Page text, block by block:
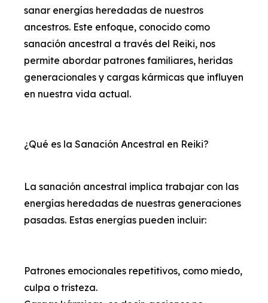
sanar energías heredadas de nuestros
ancestros. Este enfoque, conocido como
sanación ancestral a través del Reiki, nos
permite abordar patrones familiares, heridas
generacionales y cargas kármicas que influyen
en nuestra vida actual.
¿Qué es la Sanación Ancestral en Reiki?
La sanación ancestral implica trabajar con las
energías heredadas de nuestras generaciones
pasadas. Estas energías pueden incluir:
Patrones emocionales repetitivos, como miedo,
culpa o tristeza.